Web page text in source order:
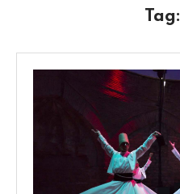
Tag: